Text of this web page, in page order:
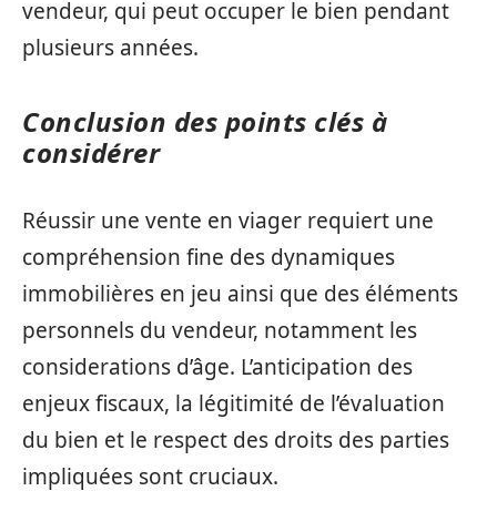
vendeur, qui peut occuper le bien pendant
plusieurs années.
Conclusion des points clés à
considérer
Réussir une vente en viager requiert une
compréhension fine des dynamiques
immobilières en jeu ainsi que des éléments
personnels du vendeur, notamment les
considerations d’âge. L’anticipation des
enjeux fiscaux, la légitimité de l’évaluation
du bien et le respect des droits des parties
impliquées sont cruciaux.